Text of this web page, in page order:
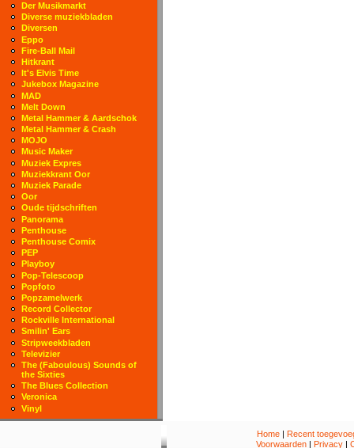
Der Musikmarkt
Diverse muziekbladen
Diversen
Eppo
Fire-Ball Mail
Hitkrant
It's Elvis Time
Jukebox Magazine
MAD
Melt Down
Metal Hammer & Aardschok
Metal Hammer & Crash
MOJO
Music Maker
Muziek Expres
Muziekkrant Oor
Muziek Parade
Oor
Oude tijdschriften
Panorama
Penthouse
Penthouse Comix
PEP
Playboy
Pop-Telescoop
Popfoto
Popzamelwerk
Record Collector
Rockville International
Smilin' Ears
Stripweekbladen
Televizier
The (Faboulous) Sounds of
the Sixties
The Blues Collection
Veronica
Vinyl
Home|
Recent
Voorwaarden
Privacy